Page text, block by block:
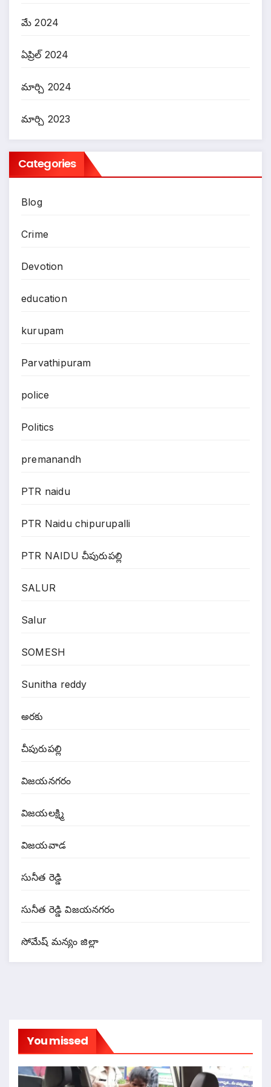
మే 2024
ఏప్రిల్ 2024
మార్చి 2024
మార్చి 2023
Categories
Blog
Crime
Devotion
education
kurupam
Parvathipuram
police
Politics
premanandh
PTR naidu
PTR Naidu chipurupalli
PTR NAIDU చీపురుపల్లి
SALUR
Salur
SOMESH
Sunitha reddy
అరకు
చీపురుపల్లి
విజయనగరం
విజయలక్ష్మి
విజయవాడ
సునీత రెడ్డి
సునీత రెడ్డి విజయనగరం
సోమేష్ మన్యం జిల్లా
You missed